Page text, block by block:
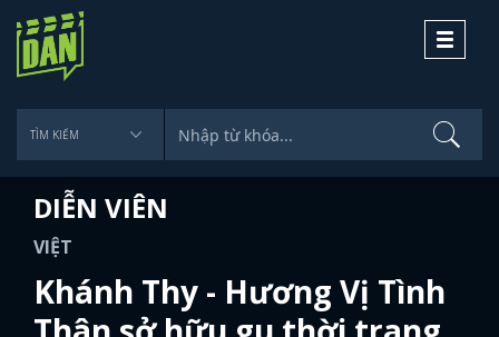
Toggle
DIỄN VIÊN
VIỆT
Khánh Thy - Hương Vị Tình